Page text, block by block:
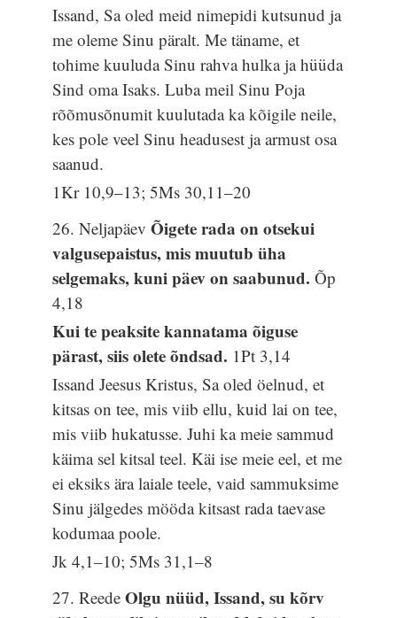
Issand, Sa oled meid nimepidi kutsunud ja
me oleme Sinu päralt. Me täname, et
tohime kuuluda Sinu rahva hulka ja hüüda
Sind oma Isaks. Luba meil Sinu Poja
rõõmusõnumit kuulutada ka kõigile neile,
kes pole veel Sinu headusest ja armust osa
saanud.
1Kr 10,9–13; 5Ms 30,11–20
26. NeljapäevÕigete rada on otsekui
valgusepaistus, mis muutub üha
selgemaks, kuni päev on saabunud.Õp
4,18
Kui te peaksite kannatama õiguse
pärast, siis olete õndsad. 1Pt 3,14
Issand Jeesus Kristus, Sa oled öelnud, et
kitsas on tee, mis viib ellu, kuid lai on tee,
mis viib hukatusse. Juhi ka meie sammud
käima sel kitsal teel. Käi ise meie eel, et me
ei eksiks ära laiale teele, vaid sammuksime
Sinu jälgedes mööda kitsast rada taevase
kodumaa poole.
Jk 4,1–10; 5Ms 31,1–8
27. ReedeOlgu nüüd, Issand, su kõrv